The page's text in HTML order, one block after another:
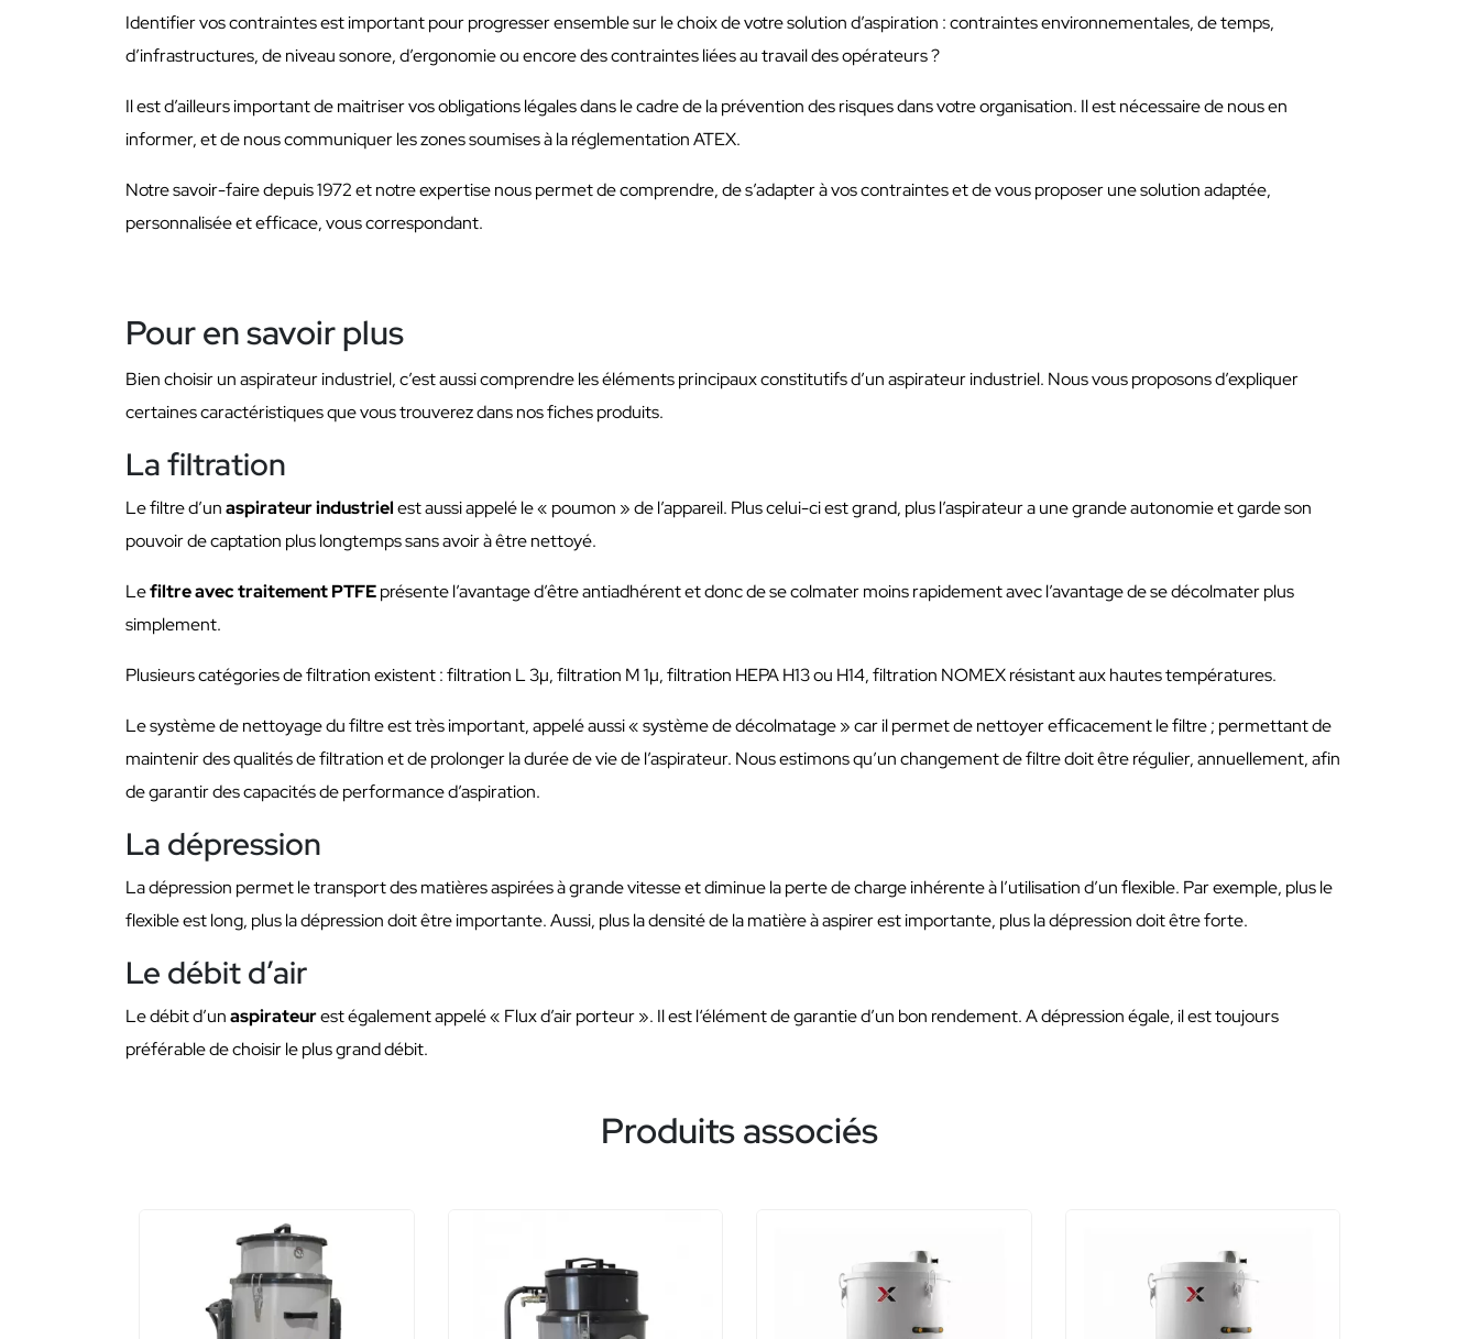
Identifier vos contraintes est important pour progresser ensemble sur le choix de votre solution d’aspiration : contraintes environnementales, de temps,
d’infrastructures, de niveau sonore, d’ergonomie ou encore des contraintes liées au travail des opérateurs ?
Il est d’ailleurs important de maitriser vos obligations légales dans le cadre de la prévention des risques dans votre organisation. Il est nécessaire de nous en
informer, et de nous communiquer les zones soumises à la réglementation ATEX.
Notre savoir-faire depuis 1972 et notre expertise nous permet de comprendre, de s’adapter à vos contraintes et de vous proposer une solution adaptée,
personnalisée et efficace, vous correspondant.
Pour en savoir plus
Bien choisir un aspirateur industriel, c’est aussi comprendre les éléments principaux constitutifs d’un aspirateur industriel. Nous vous proposons d’expliquer
certaines caractéristiques que vous trouverez dans nos fiches produits.
La filtration
Le filtre d’unaspirateur industrielest aussi appelé le « poumon » de l’appareil. Plus celui-ci est grand, plus l’aspirateur a une grande autonomie et garde son
pouvoir de captation plus longtemps sans avoir à être nettoyé.
Lefiltre avec traitement PTFEprésente l’avantage d’être antiadhérent et donc de se colmater moins rapidement avec l’avantage de se décolmater plus
simplement.
Plusieurs catégories de filtration existent : filtration L 3µ, filtration M 1µ, filtration HEPA H13 ou H14, filtration NOMEX résistant aux hautes températures.
Le système de nettoyage du filtre est très important, appelé aussi « système de décolmatage » car il permet de nettoyer efficacement le filtre ; permettant de
maintenir des qualités de filtration et de prolonger la durée de vie de l’aspirateur. Nous estimons qu’un changement de filtre doit être régulier, annuellement, afin
de garantir des capacités de performance d’aspiration.
La dépression
La dépression permet le transport des matières aspirées à grande vitesse et diminue la perte de charge inhérente à l’utilisation d’un flexible. Par exemple, plus le
flexible est long, plus la dépression doit être importante. Aussi, plus la densité de la matière à aspirer est importante, plus la dépression doit être forte.
Le débit d’air
Le débit d’unaspirateurest également appelé « Flux d’air porteur ». Il est l‘élément de garantie d’un bon rendement. A dépression égale, il est toujours
préférable de choisir le plus grand débit.
Produits associés